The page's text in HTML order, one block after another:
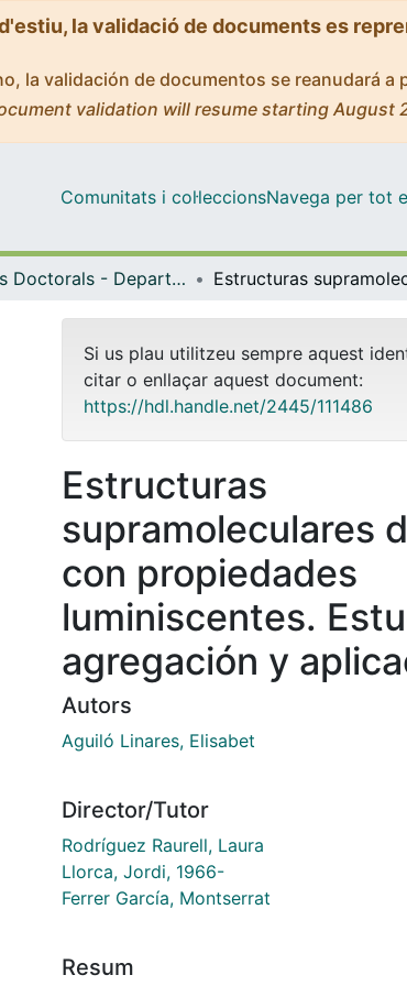
la validació de documents es
la validación de documentos se reanudará
validation will resume starting August
Comunitats i col·leccionsNavega per tot
Tesis Doctorals - Departament - Química Inorgànica i Orgànica
Si us plau utilitzeu sempre aquest
citar o enllaçar aquest document:
https://hdl.handle.net/2445/111486
Estructuras
supramoleculares
con propiedades
luminiscentes.
agregación y
Autors
Aguiló Linares, Elisabet
Director/Tutor
Rodríguez Raurell, Laura
Llorca, Jordi, 1966-
Ferrer García, Montserrat
Resum